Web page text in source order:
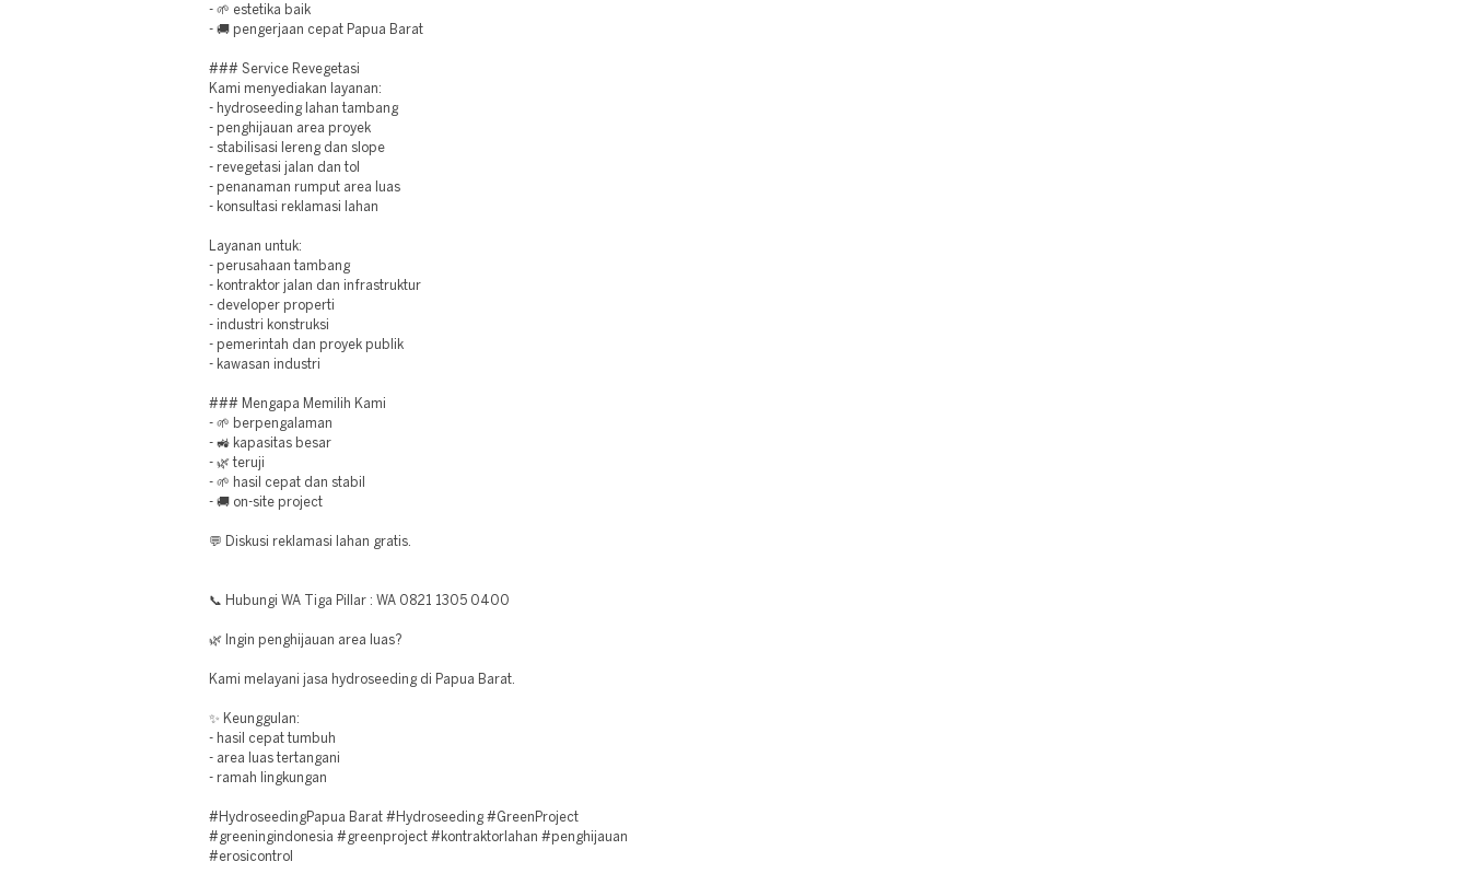
- 🌱 estetika baik
- 🚚 pengerjaan cepat Papua Barat
### Service Revegetasi
Kami menyediakan layanan:
- hydroseeding lahan tambang
- penghijauan area proyek
- stabilisasi lereng dan slope
- revegetasi jalan dan tol
- penanaman rumput area luas
- konsultasi reklamasi lahan
Layanan untuk:
- perusahaan tambang
- kontraktor jalan dan infrastruktur
- developer properti
- industri konstruksi
- pemerintah dan proyek publik
- kawasan industri
### Mengapa Memilih Kami
- 🌱 berpengalaman
- 🚜 kapasitas besar
- 🌿 teruji
- 🌱 hasil cepat dan stabil
- 🚚 on-site project
💬 Diskusi reklamasi lahan gratis.
📞 Hubungi WA Tiga Pillar : WA 0821 1305 0400
🌿 Ingin penghijauan area luas?
Kami melayani jasa hydroseeding di Papua Barat.
✨ Keunggulan:
- hasil cepat tumbuh
- area luas tertangani
- ramah lingkungan
#HydroseedingPapua Barat #Hydroseeding #GreenProject
#greeningindonesia #greenproject #kontraktorlahan #penghijauan
#erosicontrol